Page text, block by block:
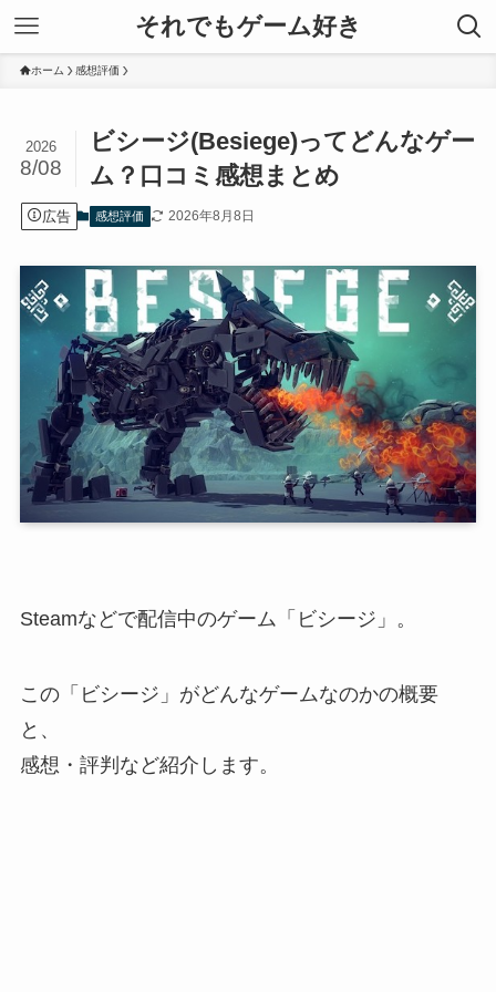
それでもゲーム好き
ホーム 感想評価
ビシージ(Besiege)ってどんなゲー
ム？口コミ感想まとめ
2026
8/08
広告 感想評価 2026年8月8日
Steamなどで配信中のゲーム「 ビシージ 」。
この「ビシージ」がどんなゲームなのかの概要
と、
感想・評判など紹介します。